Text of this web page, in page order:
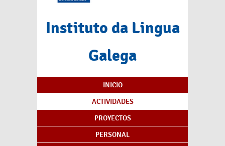
Instituto da Lingua
Galega
Índice de contenidos
INICIO
ACTIVIDADES
PROYECTOS
PERSONAL